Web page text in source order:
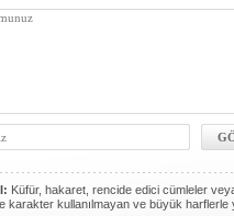
Küfür, hakaret, rencide edici cümleler
karakter kullanılmayan ve büyük harflerle